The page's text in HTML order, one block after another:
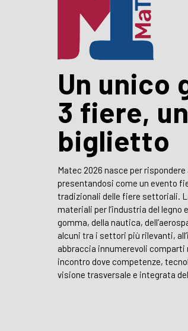
Un unico
3 fiere,
biglietto
Matec 2026 nasce per
presentandosi come un evento
tradizionali delle fiere settoriali.
materiali per l’industria del legno
gomma, della nautica,
alcuni tra i settori più rilevanti,
abbraccia innumerevoli
incontro dove competenze,
visione trasversale e integrata